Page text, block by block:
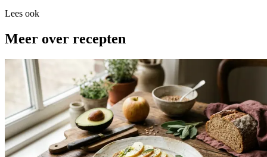
Lees ook
Meer over recepten